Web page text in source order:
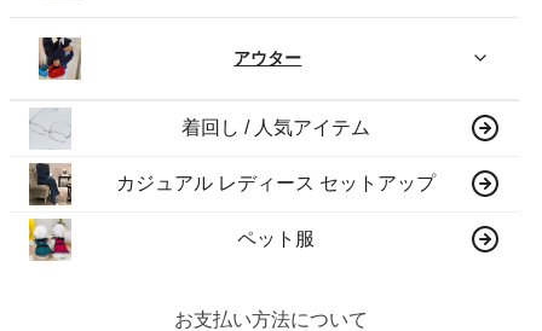
アウター
着回し / 人気アイテム
カジュアル レディース セットアップ
ペット服
お支払い方法について